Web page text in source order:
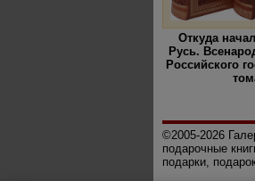
Откуда
Русь.
Российского
©2005-2026
подарочные
подарки,